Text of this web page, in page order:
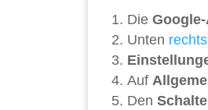
Die
Unten rechts
Auf
Den